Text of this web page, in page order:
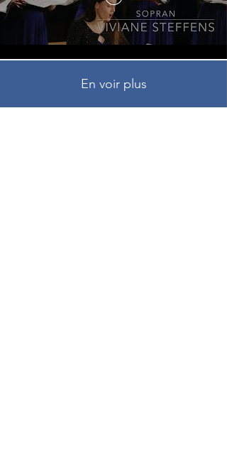
En voir plus